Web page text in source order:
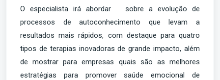
O especialista irá abordar sobre a evolução de
processos de autoconhecimento que levam a
resultados mais rápidos, com destaque para quatro
tipos de terapias inovadoras de grande impacto, além
de mostrar para empresas quais são as melhores
estratégias para promover saúde emocional de